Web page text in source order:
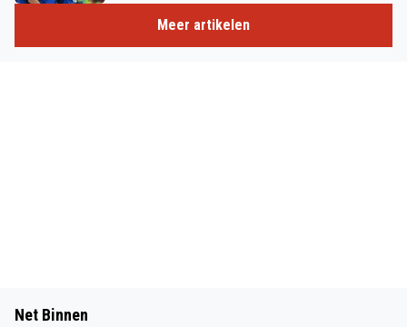
Meer artikelen
Net Binnen